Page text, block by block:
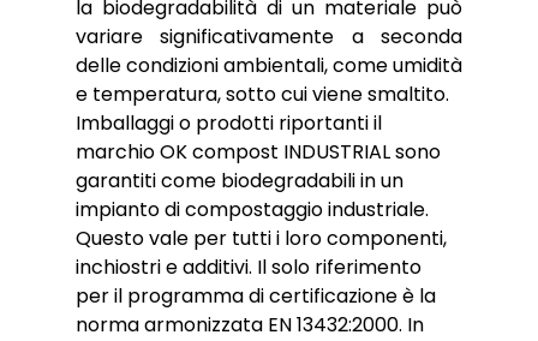
la biodegradabilità di un materiale può
variare significativamente a seconda
delle condizioni ambientali, come umidità
e temperatura, sotto cui viene smaltito.
Imballaggi o prodotti riportanti il
marchio OK compost INDUSTRIAL sono
garantiti come biodegradabili in un
impianto di compostaggio industriale.
Questo vale per tutti i loro componenti,
inchiostri e additivi. Il solo riferimento
per il programma di certificazione è la
norma armonizzata EN 13432:2000. In